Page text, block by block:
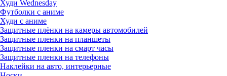
Худи Wednesday
Футболки с аниме
Худи с аниме
Защитные плёнки на камеры автомобилей
Защитные пленки на планшеты
Защитные пленки на смарт часы
Защитные пленки на телефоны
Наклейки на авто, интерьерные